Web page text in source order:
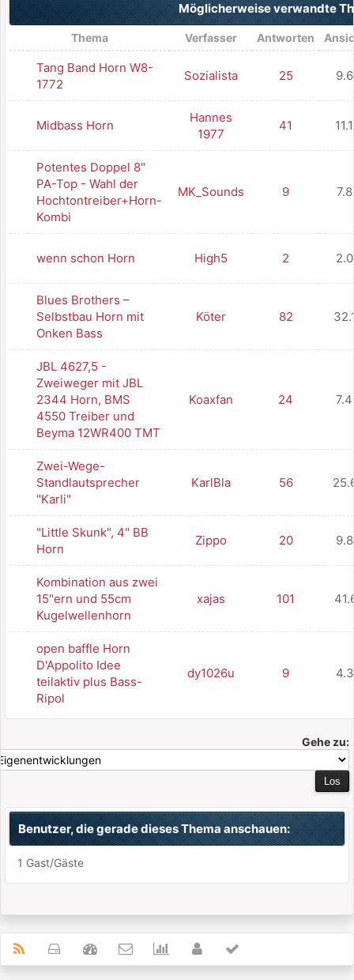
Möglicherweise verwandte
Thema Verfasser Antworten
Tang Band Horn W8-
1772
Sozialista 25
Midbass Horn
Hannes
1977
41
Potentes Doppel 8"
PA-Top - Wahl der
Hochtontreiber+Horn-
Kombi
MK_Sounds 9
wenn schon Horn High5 2
Blues Brothers –
Selbstbau Horn mit
Onken Bass
Köter 82
JBL 4627,5 -
Zweiweger mit JBL
2344 Horn, BMS
4550 Treiber und
Beyma 12WR400 TMT
Koaxfan 24
Zwei-Wege-
Standlautsprecher
"Karli"
KarlBla 56
"Little Skunk", 4" BB
Horn
Zippo 20
Kombination aus zwei
15"ern und 55cm
Kugelwellenhorn
xajas 101
open baffle Horn
D'Appolito Idee
teilaktiv plus Bass-
Ripol
dy1026u 9
Gehe zu:
Benutzer, die gerade dieses Thema anschauen:
1 Gast/Gäste